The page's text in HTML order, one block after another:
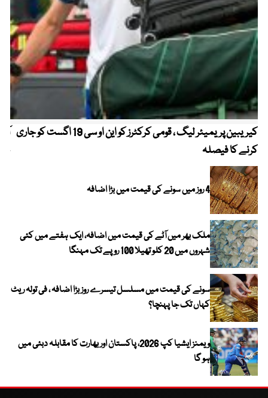
کیریبین پریمیئر لیگ ، قومی کرکٹرز کو این او سی 19 اگست کو جاری
کرنے کا فیصلہ
4 روز میں سونے کی قیمت میں بڑا اضافہ
ملک بھر میں آٹے کی قیمت میں اضافہ، ایک ہفتے میں کئی
شہروں میں 20 کلو تھیلا 100 روپے تک مہنگا
سونے کی قیمت میں مسلسل تیسرے روز بڑا اضافہ ، فی تولہ ریٹ
کہاں تک جا پہنچا؟
ویمنز ایشیا کپ 2026، پاکستان اور بھارت کا مقابلہ دبئی میں
ہو گا